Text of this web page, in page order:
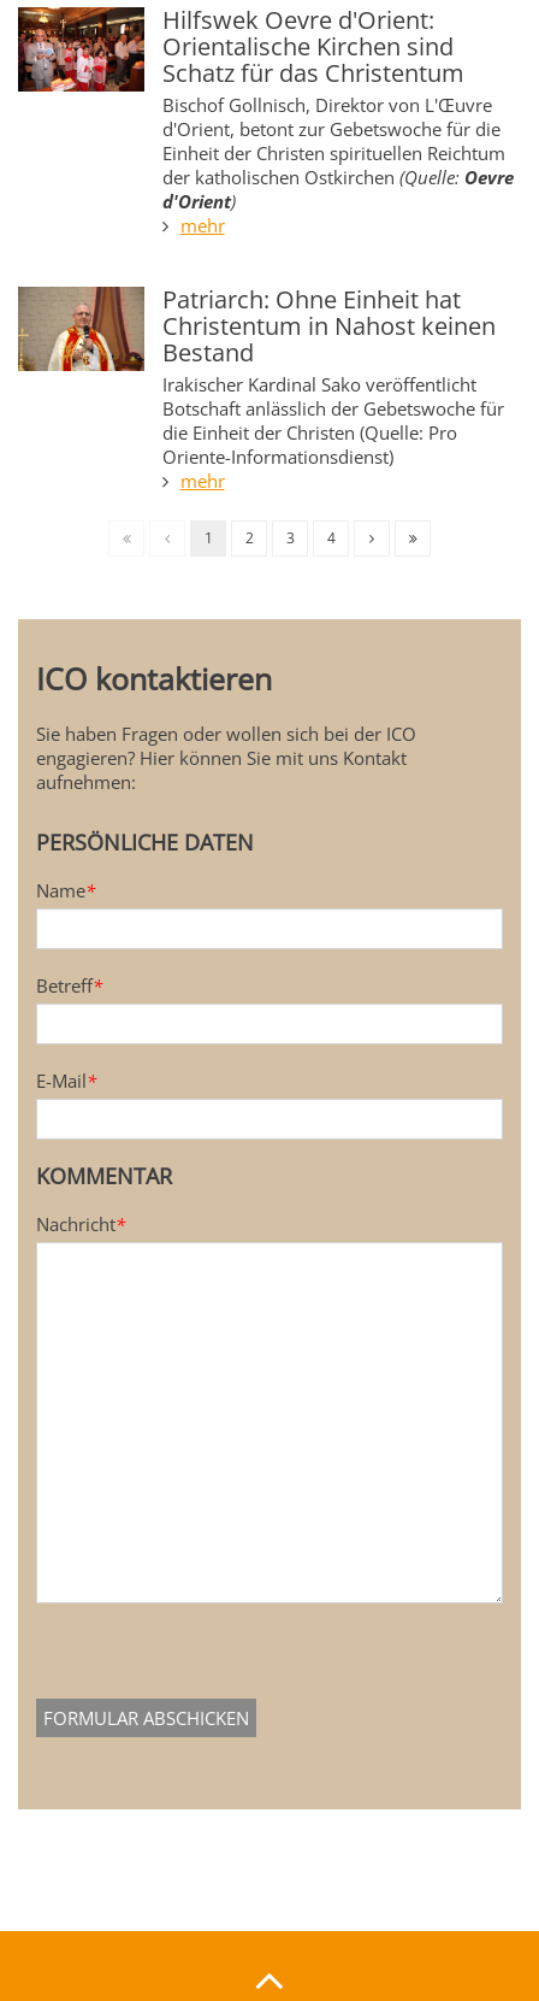
Hilfswek Oevre d'Orient:
Orientalische Kirchen sind
Schatz für das Christentum
Bischof Gollnisch, Direktor von L'Œuvre
d'Orient, betont zur Gebetswoche für die
Einheit der Christen spirituellen Reichtum
der katholischen Ostkirchen (Quelle: Oevre
d'Orient)
mehr
Patriarch: Ohne Einheit hat
Christentum in Nahost keinen
Bestand
Irakischer Kardinal Sako veröffentlicht
Botschaft anlässlich der Gebetswoche für
die Einheit der Christen (Quelle: Pro
Oriente-Informationsdienst)
mehr
1 2 3 4
ICO kontaktieren
Sie haben Fragen oder wollen sich bei der ICO
engagieren? Hier können Sie mit uns Kontakt
aufnehmen:
PERSÖNLICHE DATEN
Name*
Betreff*
E-Mail*
KOMMENTAR
Nachricht*